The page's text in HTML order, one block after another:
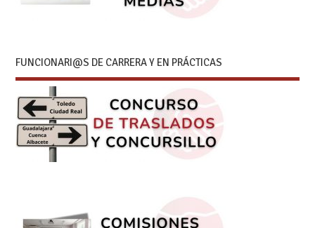
FUNCIONARI@S DE CARRERA Y EN PRÁCTICAS